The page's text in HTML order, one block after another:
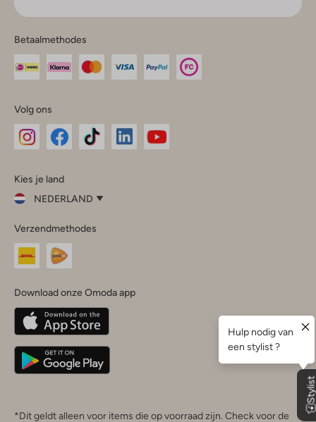
Betaalmethodes
Volg ons
InstagramFacebook
Kies je land
NEDERLAND
je
land
Nederland
Belgique(Français)
Deutschland
Verzendmethodes
Download onze Omoda app
*Dit geldt alleen voor items die op voorraad zijn. Check voor de